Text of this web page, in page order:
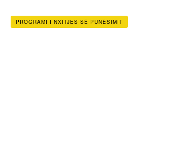
PROGRAMI I NXITJES SË PUNËSIMIT